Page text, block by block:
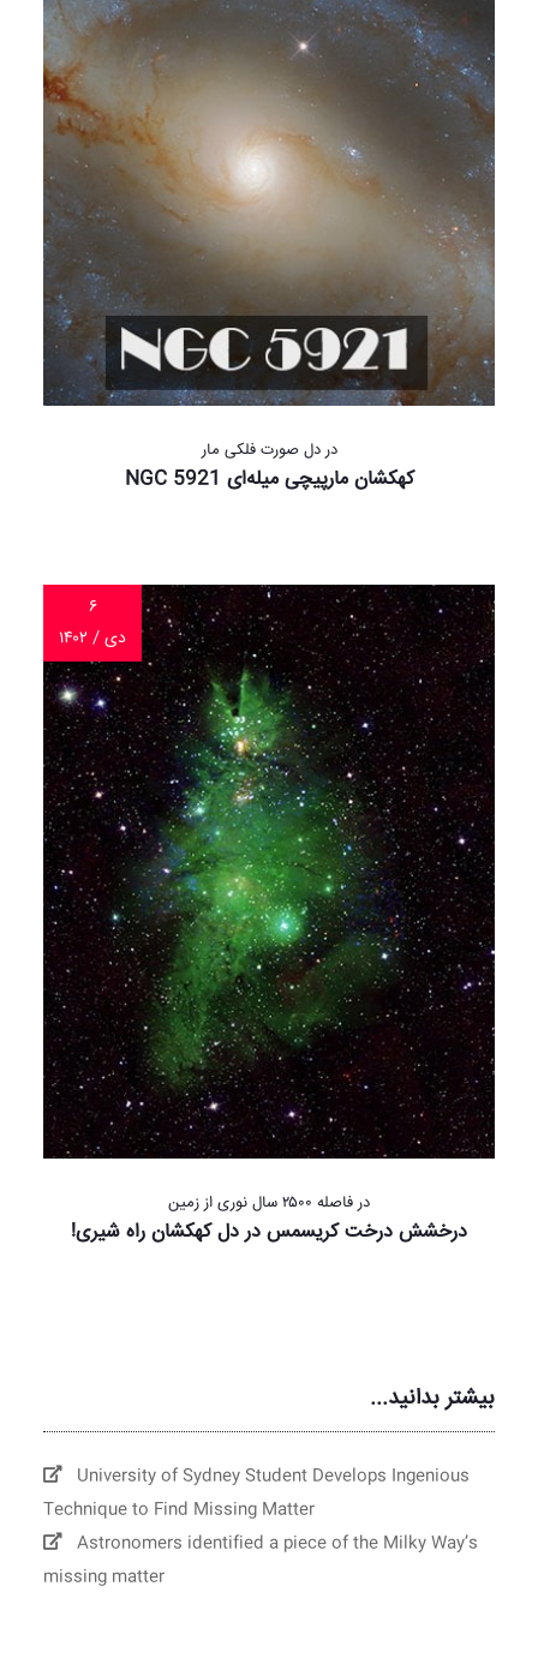
در دل صورت فلکی مار
کهکشان مارپیچی میله‌ای NGC 5921
۶
دی / ۱۴۰۲
در فاصله ۲۵۰۰ سال نوری از زمین
درخشش درخت کریسمس در دل کهکشان راه شیری!
بیشتر بدانید...
University of Sydney Student Develops Ingenious
Technique to Find Missing Matter
Astronomers identified a piece of the Milky Way’s
missing matter